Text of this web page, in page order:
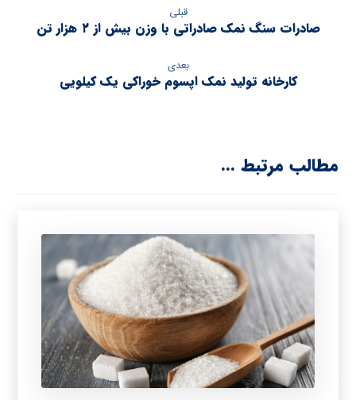
قبلی
صادرات سنگ نمک صادراتی با وزن بیش از ۲ هزار تن
بعدی
کارخانه تولید نمک اپسوم خوراکی یک کیلویی
مطالب مرتبط ...